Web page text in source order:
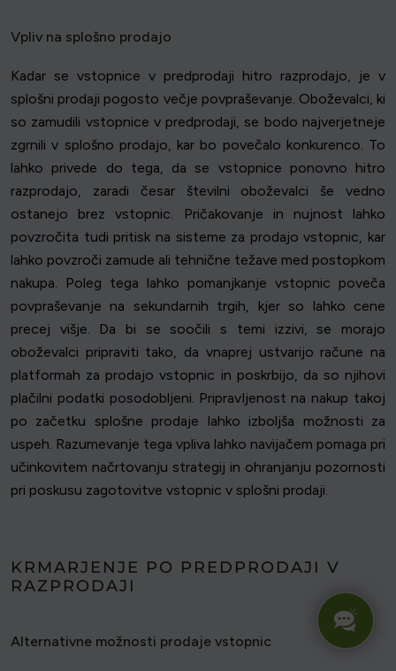
Vpliv na splošno prodajo
Kadar se vstopnice v predprodaji hitro razprodajo, je v
splošni prodaji pogosto večje povpraševanje. Oboževalci, ki
so zamudili vstopnice v predprodaji, se bodo najverjetneje
zgrnili v splošno prodajo, kar bo povečalo konkurenco. To
lahko privede do tega, da se vstopnice ponovno hitro
razprodajo, zaradi česar številni oboževalci še vedno
ostanejo brez vstopnic. Pričakovanje in nujnost lahko
povzročita tudi pritisk na sisteme za prodajo vstopnic, kar
lahko povzroči zamude ali tehnične težave med postopkom
nakupa. Poleg tega lahko pomanjkanje vstopnic poveča
povpraševanje na sekundarnih trgih, kjer so lahko cene
precej višje. Da bi se soočili s temi izzivi, se morajo
oboževalci pripraviti tako, da vnaprej ustvarijo račune na
platformah za prodajo vstopnic in poskrbijo, da so njihovi
plačilni podatki posodobljeni. Pripravljenost na nakup takoj
po začetku splošne prodaje lahko izboljša možnosti za
uspeh. Razumevanje tega vpliva lahko navijačem pomaga pri
učinkovitem načrtovanju strategij in ohranjanju pozornosti
pri poskusu zagotovitve vstopnic v splošni prodaji.
KRMARJENJE PO PREDPRODAJI V
RAZPRODAJI
Alternativne možnosti prodaje vstopnic